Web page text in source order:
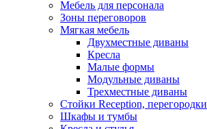
Мебель для персонала
Зоны переговоров
Мягкая мебель
Двухместные диваны
Кресла
Малые формы
Модульные диваны
Трехместные диваны
Стойки Reception, перегородки
Шкафы и тумбы